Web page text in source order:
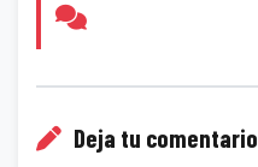
Deja tu comentario